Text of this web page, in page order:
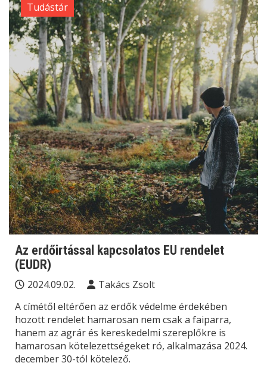
Tudástár
Az erdőirtással kapcsolatos EU rendelet
(EUDR)
2024.09.02.
Takács Zsolt
A címétől eltérően az erdők védelme érdekében
hozott rendelet hamarosan nem csak a faiparra,
hanem az agrár és kereskedelmi szereplőkre is
hamarosan kötelezettségeket ró, alkalmazása 2024.
december 30-tól kötelező.